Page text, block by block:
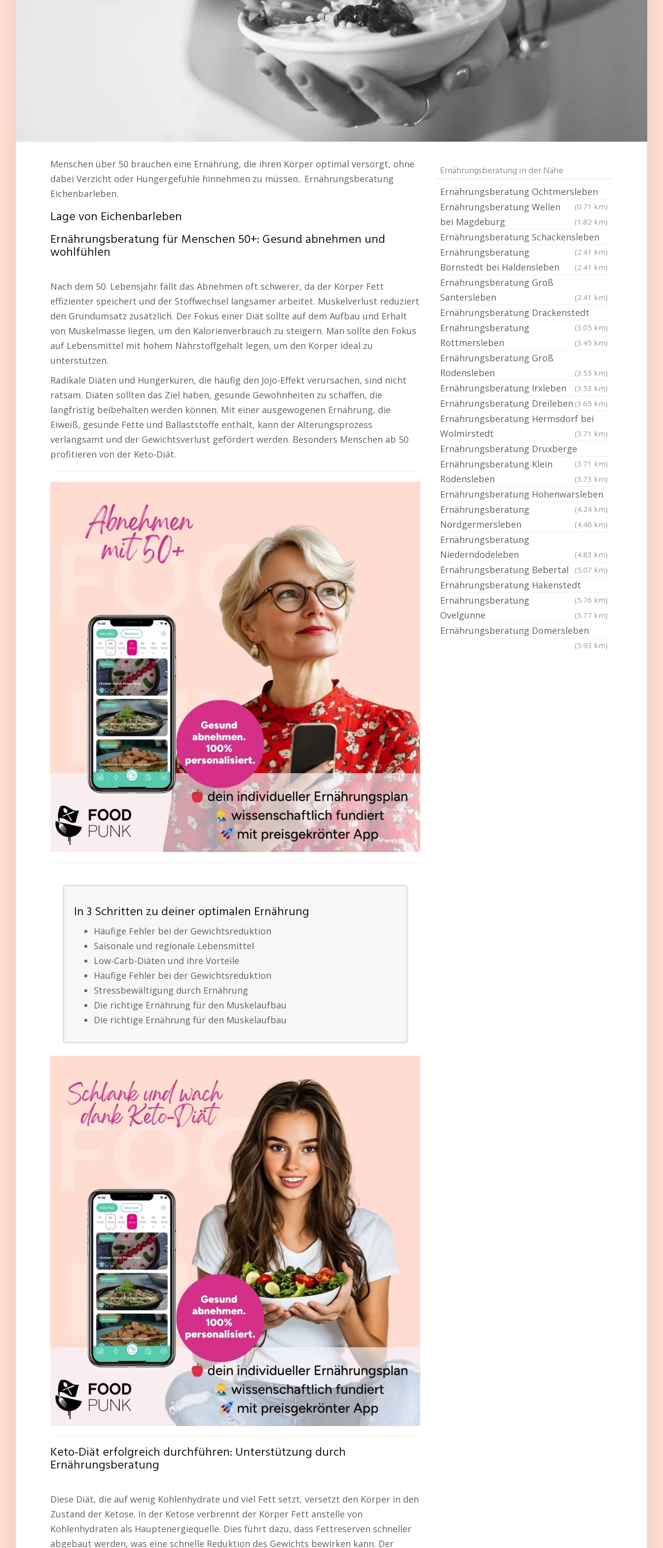
Menschen über 50 brauchen eine Ernährung, die ihren Körper optimal versorgt, ohne
dabei Verzicht oder Hungergefühle hinnehmen zu müssen.. Ernährungsberatung
Eichenbarleben.
Lage von Eichenbarleben
Ernährungsberatung für Menschen 50+: Gesund abnehmen und
wohlfühlen
Nach dem 50. Lebensjahr fällt das Abnehmen oft schwerer, da der Körper Fett
effizienter speichert und der Stoffwechsel langsamer arbeitet. Muskelverlust reduziert
den Grundumsatz zusätzlich. Der Fokus einer Diät sollte auf dem Aufbau und Erhalt
von Muskelmasse liegen, um den Kalorienverbrauch zu steigern. Man sollte den Fokus
auf Lebensmittel mit hohem Nährstoffgehalt legen, um den Körper ideal zu
unterstützen.
Radikale Diäten und Hungerkuren, die häufig den Jojo-Effekt verursachen, sind nicht
ratsam. Diäten sollten das Ziel haben, gesunde Gewohnheiten zu schaffen, die
langfristig beibehalten werden können. Mit einer ausgewogenen Ernährung, die
Eiweiß, gesunde Fette und Ballaststoffe enthält, kann der Alterungsprozess
verlangsamt und der Gewichtsverlust gefördert werden. Besonders Menschen ab 50
profitieren von der Keto-Diät.
In 3 Schritten zu deiner optimalen Ernährung
Häufige Fehler bei der Gewichtsreduktion
Saisonale und regionale Lebensmittel
Low-Carb-Diäten und ihre Vorteile
Häufige Fehler bei der Gewichtsreduktion
Stressbewältigung durch Ernährung
Die richtige Ernährung für den Muskelaufbau
Die richtige Ernährung für den Muskelaufbau
Keto-Diät erfolgreich durchführen: Unterstützung durch
Ernährungsberatung
Diese Diät, die auf wenig Kohlenhydrate und viel Fett setzt, versetzt den Körper in den
Zustand der Ketose. In der Ketose verbrennt der Körper Fett anstelle von
Kohlenhydraten als Hauptenergiequelle. Dies führt dazu, dass Fettreserven schneller
abgebaut werden, was eine schnelle Reduktion des Gewichts bewirken kann. Der
Ernährungsberatung in der Nähe
Ernährungsberatung Ochtmersleben
(0.71 km)
Ernährungsberatung Wellen
bei Magdeburg
(1.82 km)
Ernährungsberatung Schackensleben
(2.41 km)
Ernährungsberatung
Bornstedt bei Haldensleben
(2.41 km)
Ernährungsberatung Groß
Santersleben
(2.41 km)
Ernährungsberatung Drackenstedt
(3.05 km)
Ernährungsberatung
Rottmersleben
(3.45 km)
Ernährungsberatung Groß
Rodensleben
(3.53 km)
Ernährungsberatung Irxleben (3.53 km)
Ernährungsberatung Dreileben (3.65 km)
Ernährungsberatung Hermsdorf bei
Wolmirstedt
(3.71 km)
Ernährungsberatung Druxberge
(3.71 km)
Ernährungsberatung Klein
Rodensleben
(3.73 km)
Ernährungsberatung Hohenwarsleben
(4.24 km)
Ernährungsberatung
Nordgermersleben
(4.46 km)
Ernährungsberatung
Niederndodeleben
(4.83 km)
Ernährungsberatung Bebertal (5.07 km)
Ernährungsberatung Hakenstedt
(5.76 km)
Ernährungsberatung
Ovelgünne
(5.77 km)
Ernährungsberatung Domersleben
(5.93 km)